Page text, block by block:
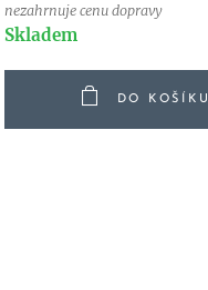
nezahrnuje cenu dopravy
Skladem
DO KOŠÍKU